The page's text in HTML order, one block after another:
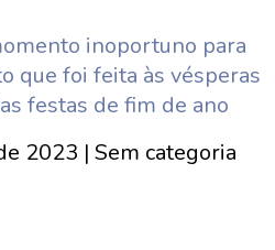
inoportuno para
que foi feita às vésperas
festas de fim de ano
2023 | Sem categoria